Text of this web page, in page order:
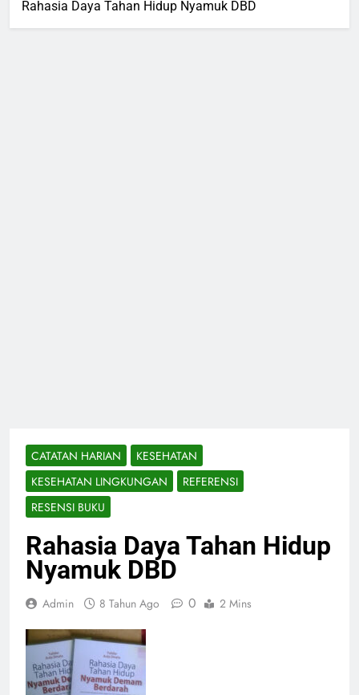
Rahasia Daya Tahan Hidup Nyamuk DBD
CATATAN HARIAN
KESEHATAN
KESEHATAN LINGKUNGAN
REFERENSI
RESENSI BUKU
Rahasia Daya Tahan Hidup
Nyamuk DBD
Admin 8 Tahun Ago 0 2 Mins